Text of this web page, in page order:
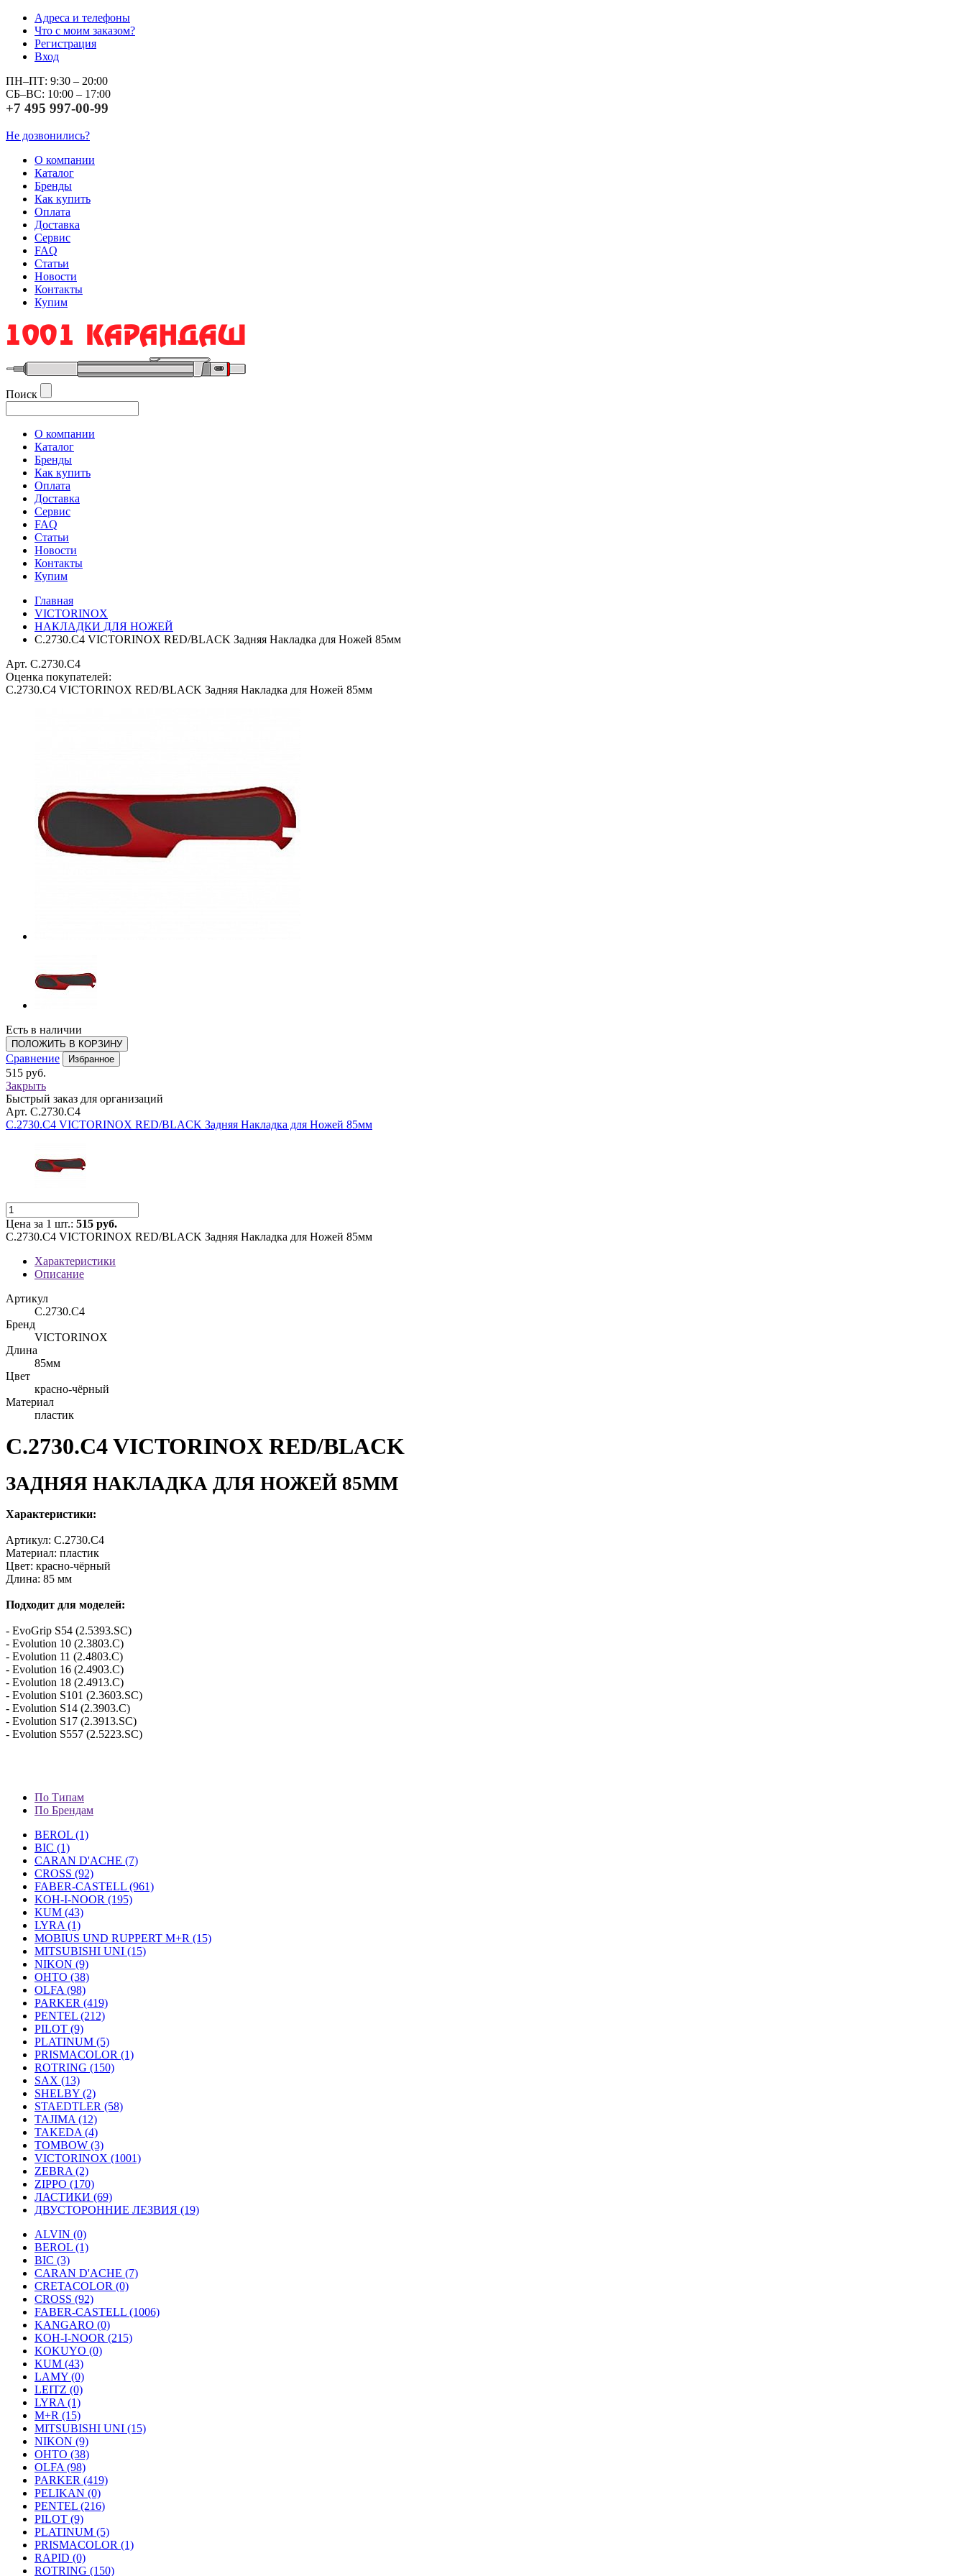
Адреса и телефоны
Что с моим заказом?
Регистрация
Вход
ПН–ПТ: 9:30 – 20:00
СБ–ВС: 10:00 – 17:00
+7 495 997-00-99
Не дозвонились?
О компании
Каталог
Бренды
Как купить
Оплата
Доставка
Сервис
FAQ
Статьи
Новости
Контакты
Купим
Поиск
О компании
Каталог
Бренды
Как купить
Оплата
Доставка
Сервис
FAQ
Статьи
Новости
Контакты
Купим
Главная
VICTORINOX
НАКЛАДКИ ДЛЯ НОЖЕЙ
C.2730.C4 VICTORINOX RED/BLACK Задняя Накладка для Ножей 85мм
Арт. C.2730.C4
Оценка покупателей:
C.2730.C4 VICTORINOX RED/BLACK Задняя Накладка для Ножей 85мм
Есть в наличии
ПОЛОЖИТЬ В КОРЗИНУ
Сравнение Избранное
515 руб.
Закрыть
Быстрый заказ для организаций
Арт. C.2730.C4
C.2730.C4 VICTORINOX RED/BLACK Задняя Накладка для Ножей 85мм
Цена за 1 шт.: 515 руб.
C.2730.C4 VICTORINOX RED/BLACK Задняя Накладка для Ножей 85мм
Характеристики
Описание
Артикул
C.2730.C4
Бренд
VICTORINOX
Длина
85мм
Цвет
красно-чёрный
Материал
пластик
C.2730.C4 VICTORINOX RED/BLACK
ЗАДНЯЯ НАКЛАДКА ДЛЯ НОЖЕЙ 85ММ
Характеристики:
Артикул: C.2730.C4
Материал: пластик
Цвет: красно-чёрный
Длина: 85 мм
Подходит для моделей:
- EvoGrip S54 (2.5393.SC)
- Evolution 10 (2.3803.C)
- Evolution 11 (2.4803.C)
- Evolution 16 (2.4903.C)
- Evolution 18 (2.4913.C)
- Evolution S101 (2.3603.SC)
- Evolution S14 (2.3903.C)
- Evolution S17 (2.3913.SC)
- Evolution S557 (2.5223.SC)
По Типам
По Брендам
BEROL (1)
BIC (1)
CARAN D'ACHE (7)
CROSS (92)
FABER-CASTELL (961)
KOH-I-NOOR (195)
KUM (43)
LYRA (1)
MOBIUS UND RUPPERT M+R (15)
MITSUBISHI UNI (15)
NIKON (9)
OHTO (38)
OLFA (98)
PARKER (419)
PENTEL (212)
PILOT (9)
PLATINUM (5)
PRISMACOLOR (1)
ROTRING (150)
SAX (13)
SHELBY (2)
STAEDTLER (58)
TAJIMA (12)
TAKEDA (4)
TOMBOW (3)
VICTORINOX (1001)
ZEBRA (2)
ZIPPO (170)
ЛАСТИКИ (69)
ДВУСТОРОННИЕ ЛЕЗВИЯ (19)
ALVIN (0)
BEROL (1)
BIC (3)
CARAN D'ACHE (7)
CRETACOLOR (0)
CROSS (92)
FABER-CASTELL (1006)
KANGARO (0)
KOH-I-NOOR (215)
KOKUYO (0)
KUM (43)
LAMY (0)
LEITZ (0)
LYRA (1)
M+R (15)
MITSUBISHI UNI (15)
NIKON (9)
OHTO (38)
OLFA (98)
PARKER (419)
PELIKAN (0)
PENTEL (216)
PILOT (9)
PLATINUM (5)
PRISMACOLOR (1)
RAPID (0)
ROTRING (150)